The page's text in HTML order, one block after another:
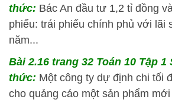
thức: Bác An đầu tư 1,2 tỉ đồng
phiếu: trái phiếu chính phủ với lãi
năm...
Bài 2.16 trang 32 Toán 10 Tập
thức: Một công ty dự định chi tối
cho quảng cáo một sản phẩm